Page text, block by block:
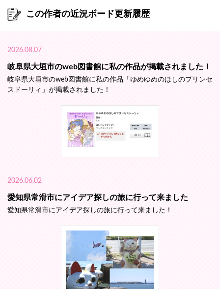
この作者の近況ボード更新履歴
2026.08.07
岐阜県大垣市のweb図書館に私の作品が掲載されました！
岐阜県大垣市のweb図書館に私の作品「ゆめゆめのほしのプリンセ
スドーリィ」が掲載されました！
2026.06.02
愛知県常滑市にアイデア探しの旅に行って来ました
愛知県常滑市にアイデア探しの旅に行って来ました！